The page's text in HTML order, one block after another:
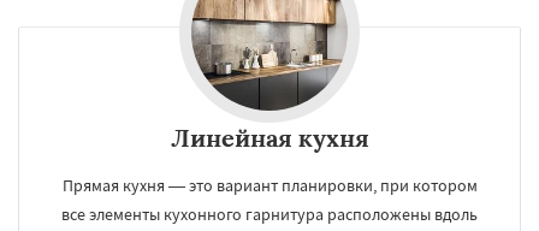
Линейная кухня
Прямая кухня — это вариант планировки, при котором
все элементы кухонного гарнитура расположены вдоль